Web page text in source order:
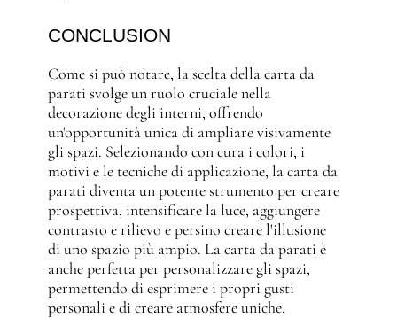
CONCLUSION
Come si può notare, la scelta della carta da
parati svolge un ruolo cruciale nella
decorazione degli interni, offrendo
un'opportunità unica di ampliare visivamente
gli spazi. Selezionando con cura i colori, i
motivi e le tecniche di applicazione, la carta da
parati diventa un potente strumento per creare
prospettiva, intensificare la luce, aggiungere
contrasto e rilievo e persino creare l'illusione
di uno spazio più ampio. La carta da parati è
anche perfetta per personalizzare gli spazi,
permettendo di esprimere i propri gusti
personali e di creare atmosfere uniche.